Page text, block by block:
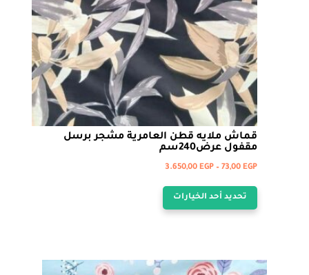
قماش ملايه قطن العامرية مشجر برسل
مقفول عرض240سم
73,00 EGP
–
3.650,00 EGP
السعر:
تحديد أحد الخيارات
هناك